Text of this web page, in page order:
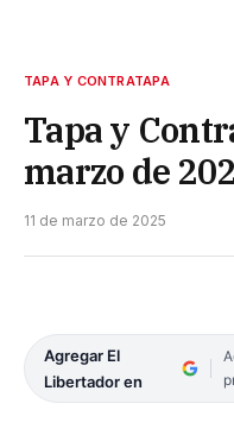
TAPA Y CONTRATAPA
Tapa y
marzo de
11 de marzo de 2025
Agregar El
Libertador en